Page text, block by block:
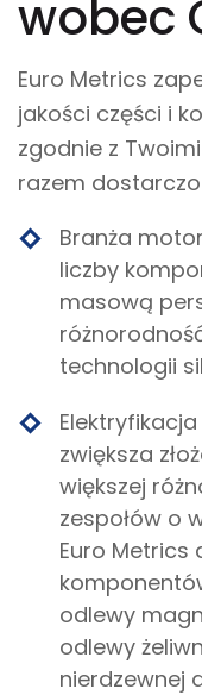
wobec
Euro Metrics
jakości części i
zgodnie z
razem
Branża
liczby
masową
technologii
zwiększa
większej
zespołów o
Euro
odlewy
odlewy
nierdzewnej